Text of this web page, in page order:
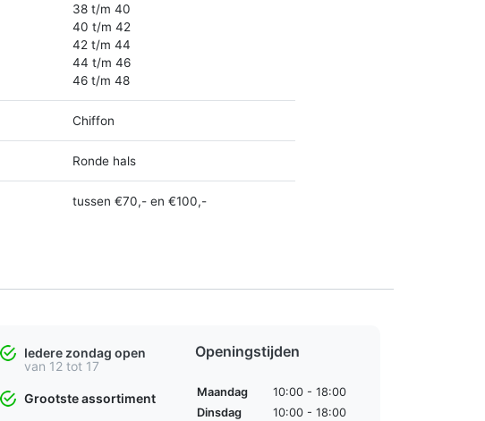
38 t/m 40
40 t/m 42
42 t/m 44
44 t/m 46
46 t/m 48
Chiffon
Ronde hals
tussen €70,- en €100,-
Iedere zondag open
van 12 tot 17
Grootste assortiment
Openingstijden
Maandag
10:00 - 18:00
Dinsdag
10:00 - 18:00